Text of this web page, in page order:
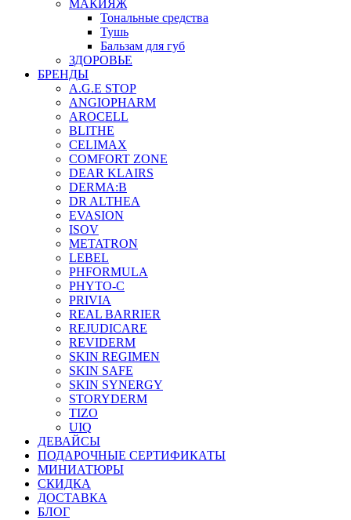
МАКИЯЖ
Тональные средства
Тушь
Бальзам для губ
ЗДОРОВЬЕ
БРЕНДЫ
A.G.E STOP
ANGIOPHARM
AROCELL
BLITHE
CELIMAX
COMFORT ZONE
DEAR KLAIRS
DERMA:B
DR ALTHEA
EVASION
ISOV
METATRON
LEBEL
PHFORMULA
PHYTO-C
PRIVIA
REAL BARRIER
REJUDICARE
REVIDERM
SKIN REGIMEN
SKIN SAFE
SKIN SYNERGY
STORYDERM
TIZO
UIQ
ДЕВАЙСЫ
ПОДАРОЧНЫЕ СЕРТИФИКАТЫ
МИНИАТЮРЫ
СКИДКА
ДОСТАВКА
БЛОГ